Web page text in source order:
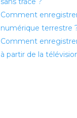
Comment
numérique terrestre
Comment
à partir de la